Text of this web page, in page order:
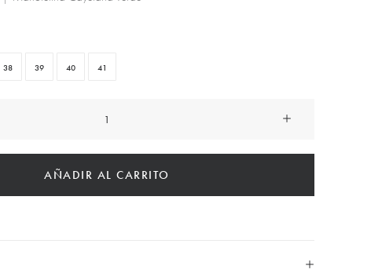
38 39 40 41
AÑADIR AL CARRITO